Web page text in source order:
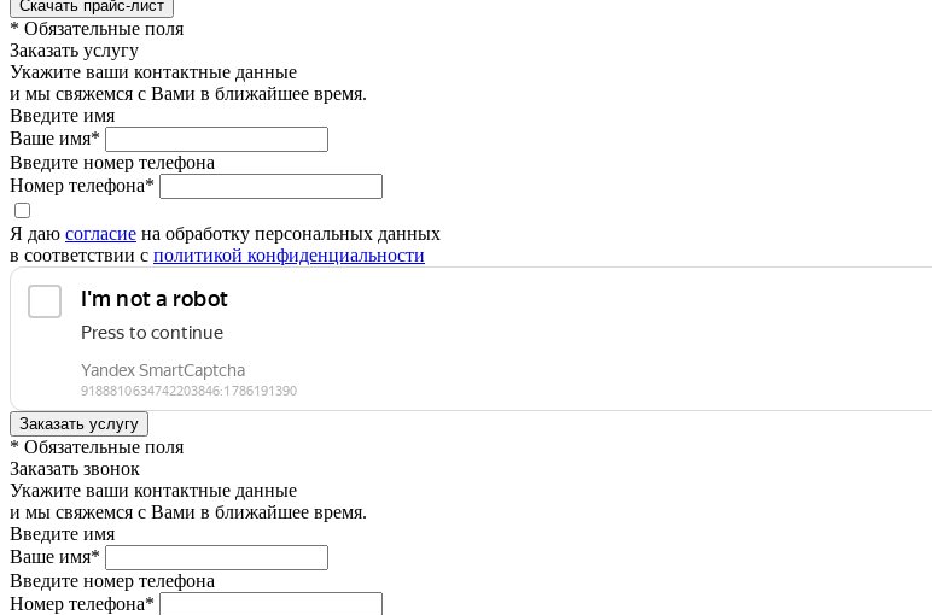
* Обязательные поля
Заказать услугу
Укажите ваши контактные данные
и мы свяжемся с Вами в ближайшее время.
Введите имя
Ваше имя*
Введите номер телефона
Номер телефона*
Я даю согласие на обработку персональных данных
в соответствии с политикой конфиденциальности
* Обязательные поля
Заказать звонок
Укажите ваши контактные данные
и мы свяжемся с Вами в ближайшее время.
Введите имя
Ваше имя*
Введите номер телефона
Номер телефона*